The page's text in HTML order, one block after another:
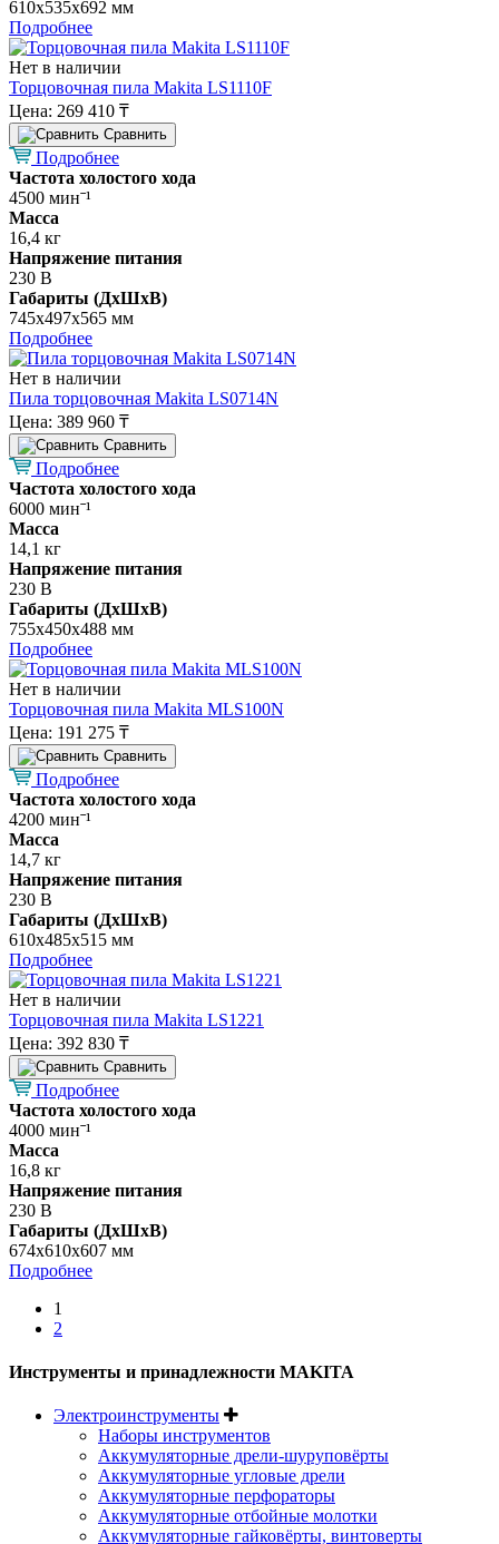
610х535х692 мм
Подробнее
Нет в наличии
Торцовочная пила Makita LS1110F
Цена: 269 410 ₸
Cравнить
Подробнее
Частота холостого хода
4500 минˉ¹
Масса
16,4 кг
Напряжение питания
230 В
Габариты (ДхШхВ)
745х497х565 мм
Подробнее
Нет в наличии
Пила торцовочная Makita LS0714N
Цена: 389 960 ₸
Cравнить
Подробнее
Частота холостого хода
6000 минˉ¹
Масса
14,1 кг
Напряжение питания
230 В
Габариты (ДхШхВ)
755х450х488 мм
Подробнее
Нет в наличии
Торцовочная пила Makita MLS100N
Цена: 191 275 ₸
Cравнить
Подробнее
Частота холостого хода
4200 минˉ¹
Масса
14,7 кг
Напряжение питания
230 В
Габариты (ДхШхВ)
610х485х515 мм
Подробнее
Нет в наличии
Торцовочная пила Makita LS1221
Цена: 392 830 ₸
Cравнить
Подробнее
Частота холостого хода
4000 минˉ¹
Масса
16,8 кг
Напряжение питания
230 В
Габариты (ДхШхВ)
674х610х607 мм
Подробнее
1
2
Инструменты и принадлежности MAKITA
Электроинструменты
Наборы инструментов
Аккумуляторные дрели-шуруповёрты
Аккумуляторные угловые дрели
Аккумуляторные перфораторы
Аккумуляторные отбойные молотки
Аккумуляторные гайковёрты, винтоверты